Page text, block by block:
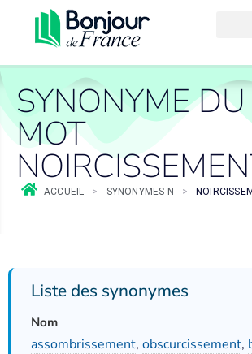
SYNONYME DU
MOT
ACCUEIL > SYNONYMES N >
Liste des synonymes
Nom
assombrissement, obscurcissement,